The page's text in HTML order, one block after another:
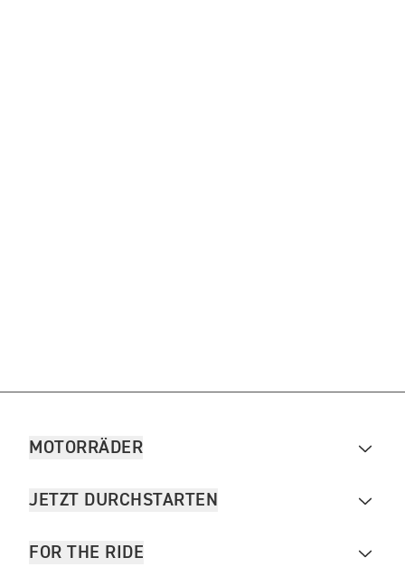
MOTORRÄDER
JETZT DURCHSTARTEN
FOR THE RIDE